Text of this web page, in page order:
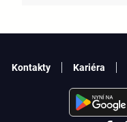
Kontakty Kariéra